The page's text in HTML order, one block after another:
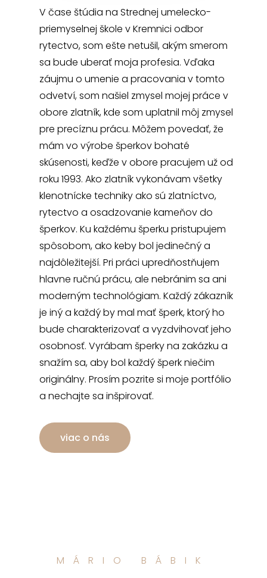
V čase štúdia na Strednej umelecko-
priemyselnej škole v Kremnici odbor
rytectvo, som ešte netušil, akým smerom
sa bude uberať moja profesia. Vďaka
záujmu o umenie a pracovania v tomto
odvetví, som našiel zmysel mojej práce v
obore zlatník, kde som uplatnil môj zmysel
pre precíznu prácu. Môžem povedať, že
mám vo výrobe šperkov bohaté
skúsenosti, keďže v obore pracujem už od
roku 1993. Ako zlatník vykonávam všetky
klenotnícke techniky ako sú zlatníctvo,
rytectvo a osadzovanie kameňov do
šperkov. Ku každému šperku pristupujem
spôsobom, ako keby bol jedinečný a
najdôležitejší. Pri práci upredňostňujem
hlavne ručnú prácu, ale nebránim sa ani
moderným technológiam. Každý zákazník
je iný a každý by mal mať šperk, ktorý ho
bude charakterizovať a vyzdvihovať jeho
osobnosť. Vyrábam šperky na zakázku a
snažím sa, aby bol každý šperk niečim
originálny. Prosím pozrite si moje portfólio
a nechajte sa inšpirovať.
viac o nás
MÁRIO BÁBIK